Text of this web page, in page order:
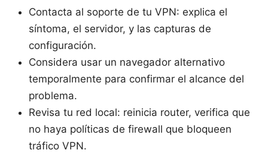
Contacta al soporte de tu VPN: explica el
síntoma, el servidor, y las capturas de
configuración.
Considera usar un navegador alternativo
temporalmente para confirmar el alcance del
problema.
Revisa tu red local: reinicia router, verifica que
no haya políticas de firewall que bloqueen
tráfico VPN.